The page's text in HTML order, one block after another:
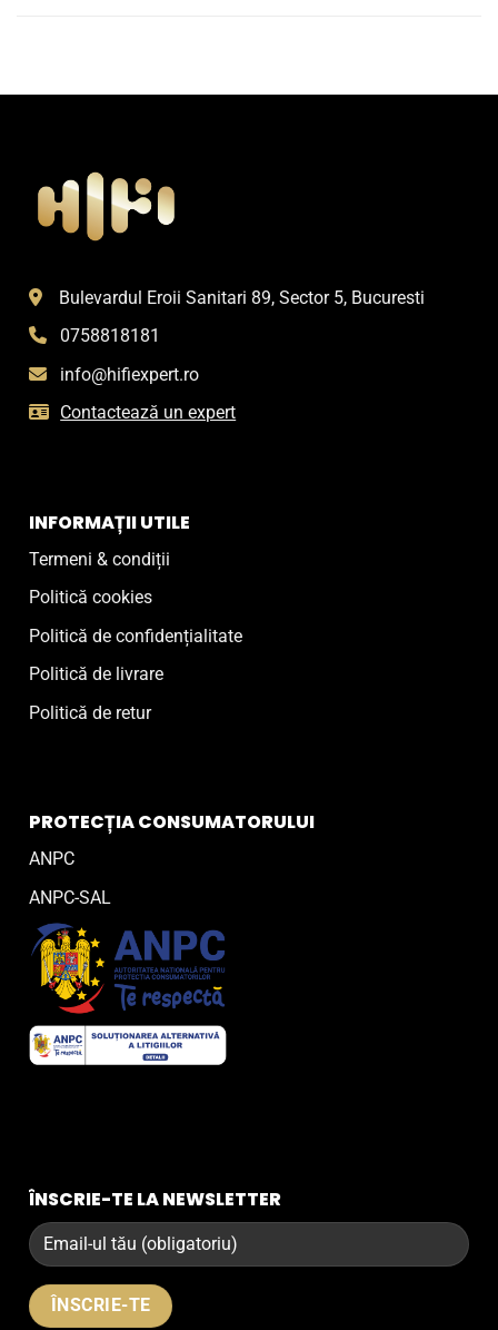
Bulevardul Eroii Sanitari 89, Sector 5, Bucuresti
0758818181
info@hifiexpert.ro
Contactează un expert
INFORMAȚII UTILE
Termeni & condiții
Politică cookies
Politică de confidențialitate
Politică de livrare
Politică de retur
PROTECȚIA CONSUMATORULUI
ANPC
ANPC-SAL
ÎNSCRIE-TE LA NEWSLETTER